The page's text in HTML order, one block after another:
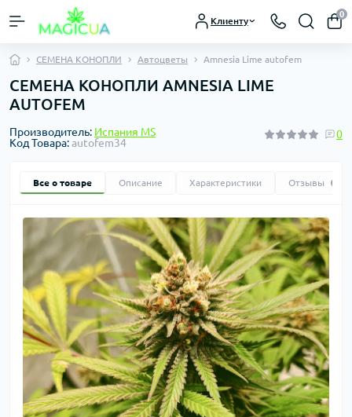
Клиенту
0
СЕМЕНА КОНОПЛИ Автоцветы Amnesia Lime autofem
СЕМЕНА КОНОПЛИ AMNESIA LIME
AUTOFEM
Производитель: Испания MS
Код Товара:autofem34
0
Все о товаре Описание Характеристики Отзывы